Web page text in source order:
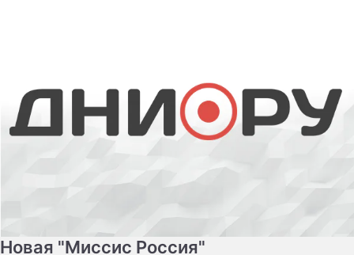
Новая "Миссис Россия"